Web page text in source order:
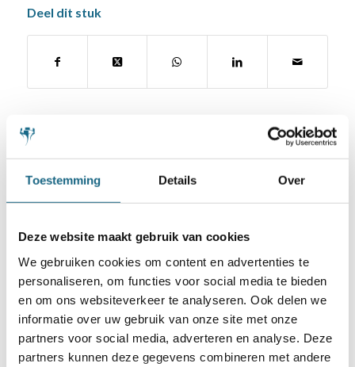
Toestemming Details Over
Deze website maakt gebruik van cookies
We gebruiken cookies om content en advertenties te
personaliseren, om functies voor social media te bieden
en om ons websiteverkeer te analyseren. Ook delen we
informatie over uw gebruik van onze site met onze
partners voor social media, adverteren en analyse. Deze
partners kunnen deze gegevens combineren met andere
Deel dit stuk
Schaakbond.nl wordt mede mogelijk